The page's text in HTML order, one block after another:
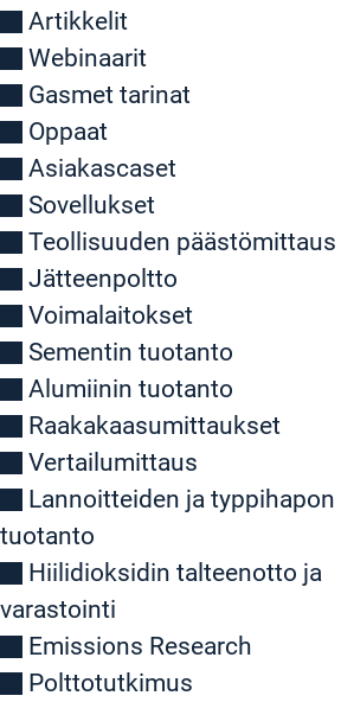
Artikkelit
Webinaarit
Gasmet tarinat
Oppaat
Asiakascaset
Sovellukset
Teollisuuden päästömittaus
Jätteenpoltto
Voimalaitokset
Sementin tuotanto
Alumiinin tuotanto
Raakakaasumittaukset
Vertailumittaus
Lannoitteiden ja typpihapon
tuotanto
Hiilidioksidin talteenotto ja
varastointi
Emissions Research
Polttotutkimus